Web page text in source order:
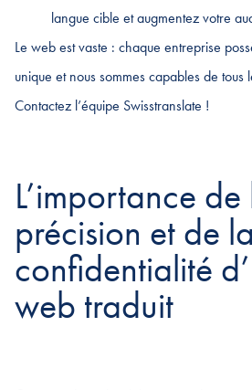
langue cible et augmentez votre
Le web est vaste : chaque entreprise
unique et nous sommes capables de
Contactez l’équipe Swisstranslate !
L’importance de
précision et de la
confidentialité
web traduit